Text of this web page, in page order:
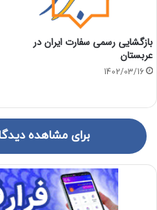
بازگشایی رسمی سفارت ایران در
عربستان
1402/03/16
برای مشاهده